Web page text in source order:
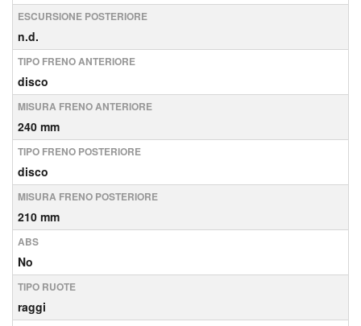
ESCURSIONE POSTERIORE
n.d.
TIPO FRENO ANTERIORE
disco
MISURA FRENO ANTERIORE
240 mm
TIPO FRENO POSTERIORE
disco
MISURA FRENO POSTERIORE
210 mm
ABS
No
TIPO RUOTE
raggi